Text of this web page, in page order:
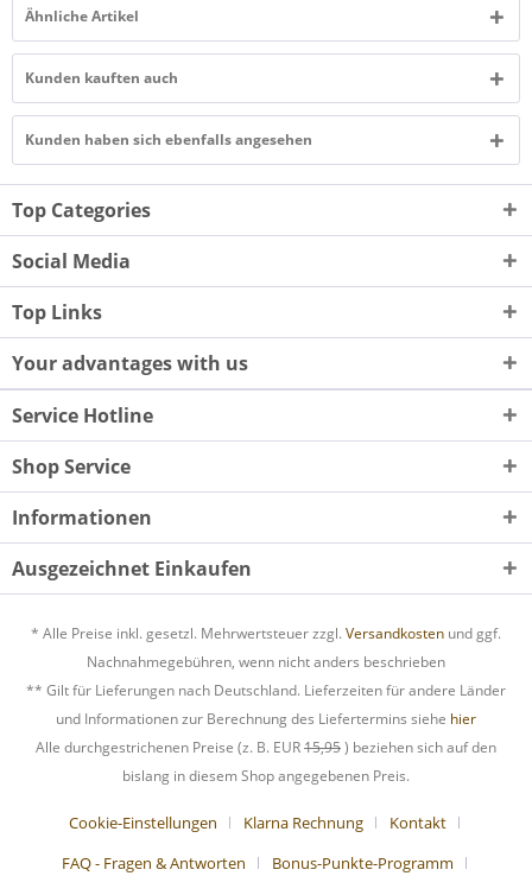
Ähnliche Artikel
Kunden kauften auch
Kunden haben sich ebenfalls angesehen
Top Categories
Social Media
Top Links
Your advantages with us
Service Hotline
Shop Service
Informationen
Ausgezeichnet Einkaufen
* Alle Preise inkl. gesetzl. Mehrwertsteuer zzgl. Versandkosten und ggf.
Nachnahmegebühren, wenn nicht anders beschrieben
** Gilt für Lieferungen nach Deutschland. Lieferzeiten für andere Länder
und Informationen zur Berechnung des Liefertermins siehe hier
Alle durchgestrichenen Preise (z. B. EUR15,95) beziehen sich auf den
bislang in diesem Shop angegebenen Preis.
Cookie-Einstellungen Klarna Rechnung
Kontakt
FAQ - Fragen & Antworten
Bonus-Punkte-Programm